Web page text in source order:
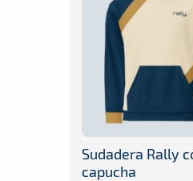
Sudadera Rally
capucha